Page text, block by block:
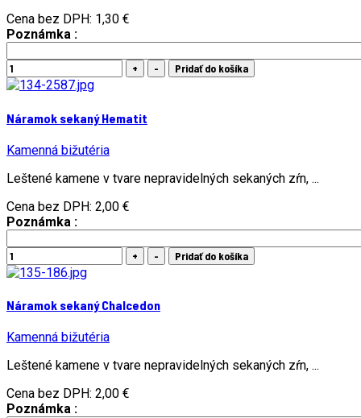
Cena bez DPH: 1,30 €
Poznámka :
Náramok sekaný Hematit
Kamenná bižutéria
Leštené kamene v tvare nepravidelných sekaných zŕn, ...
Cena bez DPH: 2,00 €
Poznámka :
Náramok sekaný Chalcedon
Kamenná bižutéria
Leštené kamene v tvare nepravidelných sekaných zŕn, ...
Cena bez DPH: 2,00 €
Poznámka :